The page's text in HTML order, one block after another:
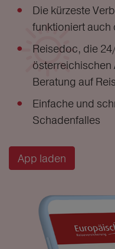
Die kürzeste
funktioniert auch
Reisedoc, die
österreichischen
Beratung auf
Einfache und
Schadenfalles
App laden